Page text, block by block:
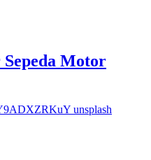
Sepeda Motor